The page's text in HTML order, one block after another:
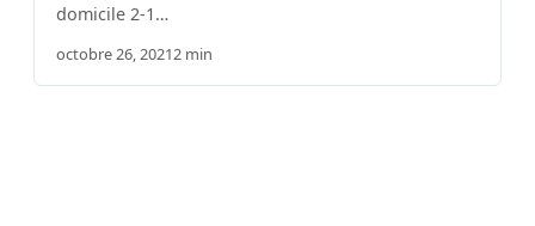
domicile 2-1…
octobre 26, 20212 min